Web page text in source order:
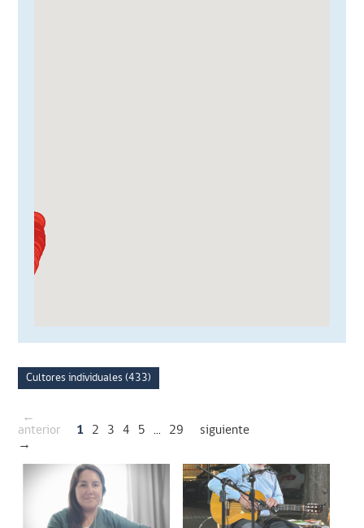
Cultores individuales (433)
←
anterior
1 2 3 4 5 ... 29
siguiente
→